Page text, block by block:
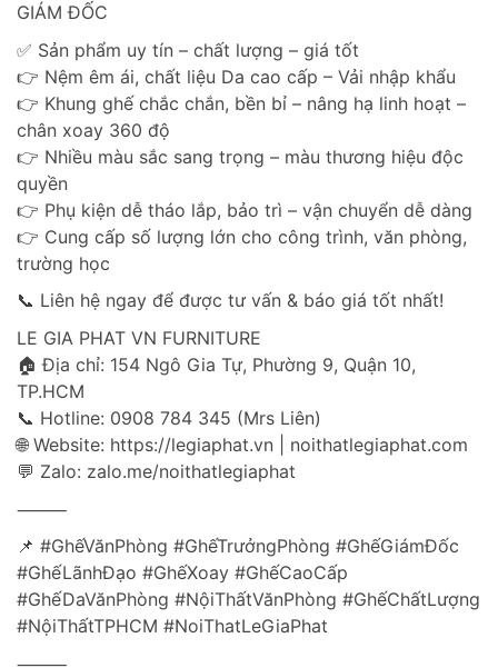
GIÁM ĐỐC
✅ Sản phẩm uy tín – chất lượng – giá tốt
👉 Nệm êm ái, chất liệu Da cao cấp – Vải nhập khẩu
👉 Khung ghế chắc chắn, bền bỉ – nâng hạ linh hoạt –
chân xoay 360 độ
👉 Nhiều màu sắc sang trọng – màu thương hiệu độc
quyền
👉 Phụ kiện dễ tháo lắp, bảo trì – vận chuyển dễ dàng
👉 Cung cấp số lượng lớn cho công trình, văn phòng,
trường học
📞 Liên hệ ngay để được tư vấn & báo giá tốt nhất!
LE GIA PHAT VN FURNITURE
🏠 Địa chỉ: 154 Ngô Gia Tự, Phường 9, Quận 10,
TP.HCM
📞 Hotline: 0908 784 345 (Mrs Liên)
🌐 Website: https://legiaphat.vn | noithatlegiaphat.com
💬 Zalo: zalo.me/noithatlegiaphat
⸻
📌 #GhếVănPhòng #GhếTrưởngPhòng #GhếGiámĐốc
#GhếLãnhĐạo #GhếXoay #GhếCaoCấp
#GhếDaVănPhòng #NộiThấtVănPhòng #GhếChấtLượng
#NộiThấtTPHCM #NoiThatLeGiaPhat
⸻